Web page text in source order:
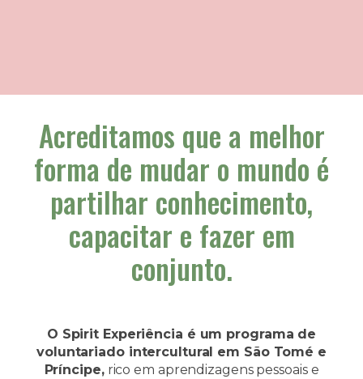
Acreditamos que a melhor
forma de mudar o mundo é
partilhar conhecimento,
capacitar e fazer em
conjunto.
O Spirit Experiência é um programa de
voluntariado intercultural em São Tomé e
Príncipe,rico em aprendizagens pessoais e